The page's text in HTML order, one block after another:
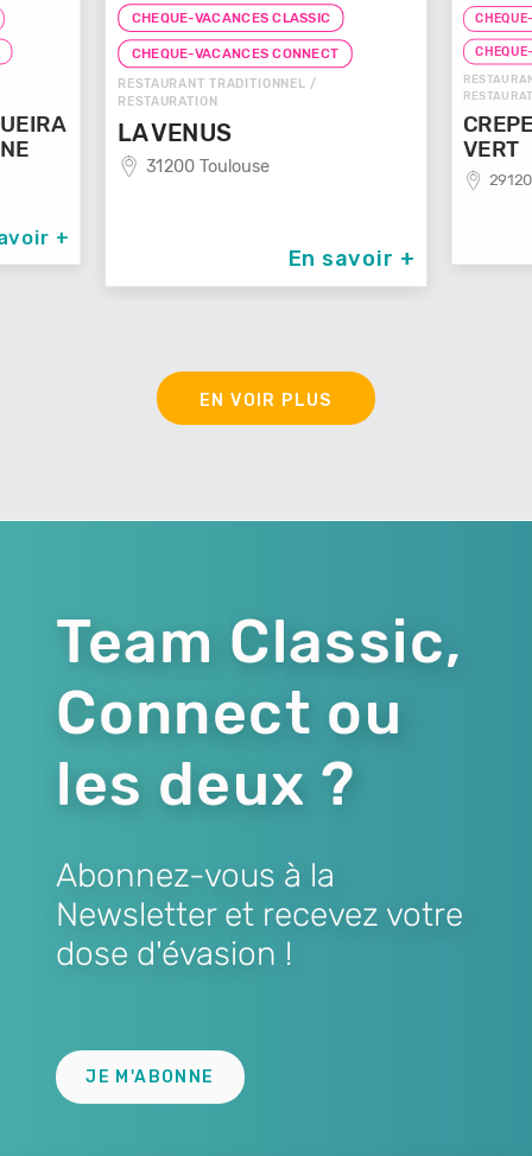
+
CHEQUE-VACANCES CLASSIC
CHEQUE-VACANCES CONNECT
RESTAURANT TRADITIONNEL /
RESTAURATION
LA VENUS
31200 Toulouse
En savoir +
VERT
EN VOIR PLUS
Team Classic,
Connect ou
les deux ?
Abonnez-vous à la
Newsletter et recevez votre
dose d'évasion !
JE M'ABONNE